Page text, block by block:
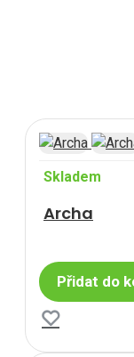
Skladem
Archa
Přidat do